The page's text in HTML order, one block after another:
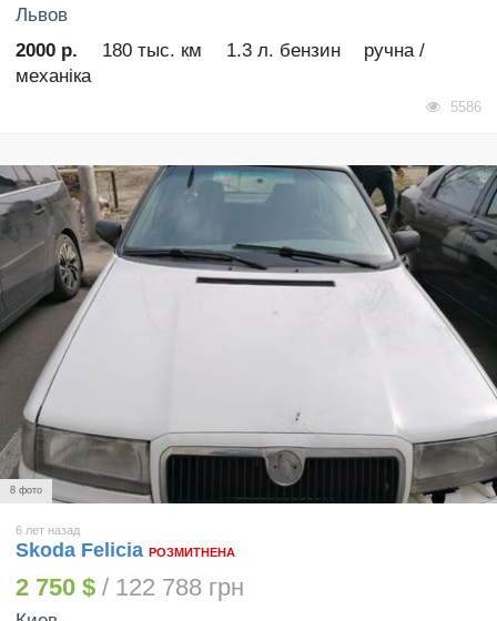
Львов
2000 р.
180 тыс. км 1.3 л. бензин
ручна /
механіка
5586
8 фото
6 лет назад
Skoda Felicia РОЗМИТНЕНА
2 750 $ / 122 788 грн